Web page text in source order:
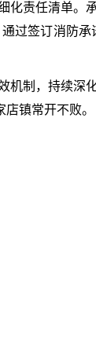
化责任清单。
过签订消防
机制，持续深
镇常开不败。